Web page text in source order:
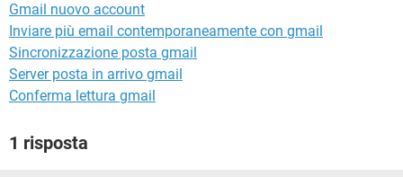
Gmail nuovo account
Inviare più email contemporaneamente con gmail
Sincronizzazione posta gmail
Server posta in arrivo gmail
Conferma lettura gmail
1 risposta